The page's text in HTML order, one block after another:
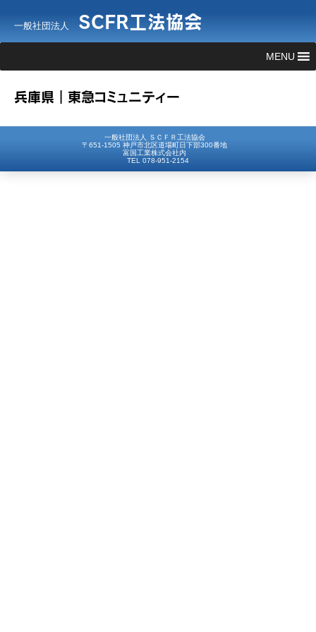
一般社団法人 SCFR工法協会
MENU
兵庫県｜東急コミュニティー
一般社団法人 ＳＣＦＲ工法協会
〒651-1505 神戸市北区道場町日下部300番地
富国工業株式会社内
TEL 078-951-2154